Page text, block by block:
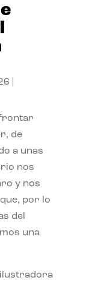
de
a unas
nos
y nos
por lo
del
una
ilustradora